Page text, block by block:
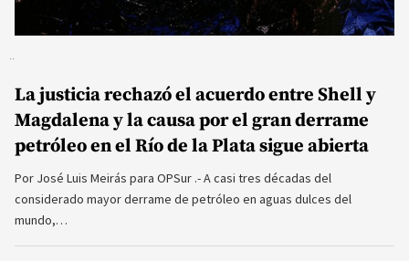
La justicia rechazó el acuerdo entre Shell y
Magdalena y la causa por el gran derrame
petróleo en el Río de la Plata sigue abierta
Por José Luis Meirás para OPSur .- A casi tres décadas del
considerado mayor derrame de petróleo en aguas dulces del
mundo,…